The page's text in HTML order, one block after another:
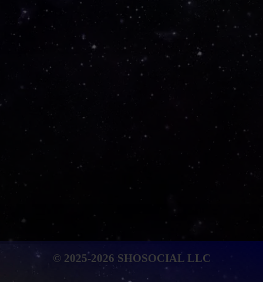
© 2025-2026 SHOSOCIAL LLC